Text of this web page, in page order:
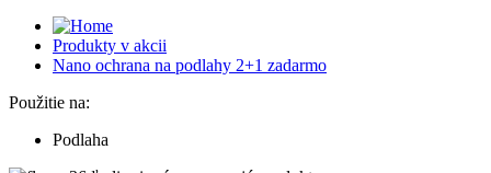
Produkty v akcii
Nano ochrana na podlahy 2+1 zadarmo
Použitie na:
Podlaha